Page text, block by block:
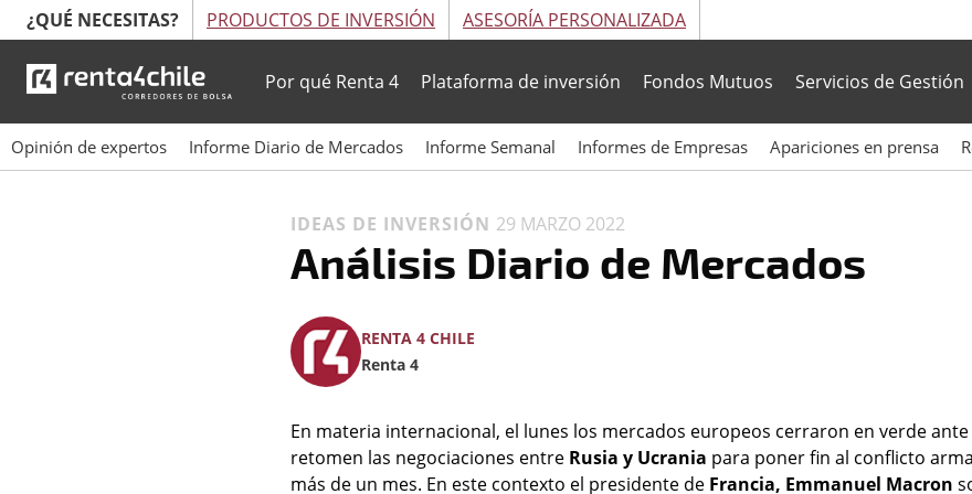
¿QUÉ NECESITAS? PRODUCTOS DE INVERSIÓN ASESORÍA PERSONALIZADA
Por qué Renta 4 Plataforma de inversión Fondos Mutuos Servicios de Gestión
Opinión de expertos Informe Diario de Mercados Informe Semanal Informes de Empresas Apariciones en prensa
IDEAS DE INVERSIÓN 29 MARZO 2022
Análisis Diario de Mercados
RENTA 4 CHILE
Renta 4
En materia internacional, el lunes los mercados europeos cerraron en verde
retomen las negociaciones entre Rusia y Ucrania para poner fin al conflicto
más de un mes. En este contexto el presidente de Francia, Emmanuel Macron